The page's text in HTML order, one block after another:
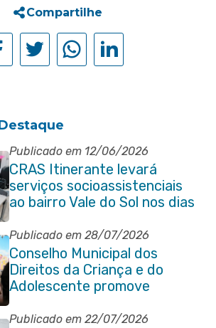
Compartilhe
Publicado em 12/06/2026
CRAS Itinerante levará
serviços socioassistenciais
ao bairro Vale do Sol nos dias
15 e 16 de junho e Vila
Gabriela 18 de junho
Publicado em 28/07/2026
Conselho Municipal dos
Direitos da Criança e do
Adolescente promove
reunião de alinhamento com
órgãos públicos
Publicado em 22/07/2026